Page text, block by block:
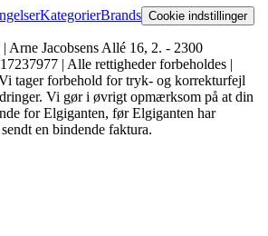
KategorierBrands Cookie indstillinger
Arne Jacobsens Allé 16, 2. - 2300
| Alle rettigheder forbeholdes |
tager forbehold for tryk- og korrekturfejl
Vi gør i øvrigt opmærksom på at din
for Elgiganten, før Elgiganten har
en bindende faktura.